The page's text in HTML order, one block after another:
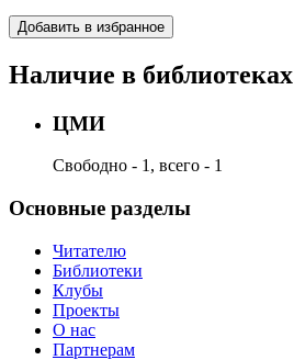
Добавить в избранное
Наличие в библиотеках
ЦМИ
Свободно - 1, всего - 1
Основные разделы
Читателю
Библиотеки
Клубы
Проекты
О нас
Партнерам